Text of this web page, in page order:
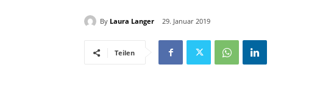
By Laura Langer 29. Januar 2019
Teilen